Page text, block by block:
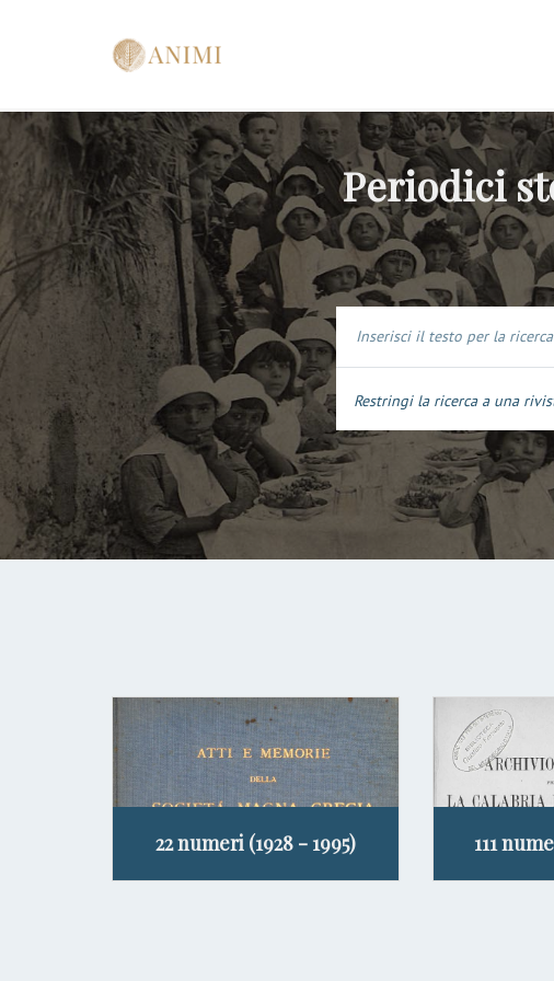
Periodici
Restringi la ricerca a una
22 numeri (1928 - 1995) 111